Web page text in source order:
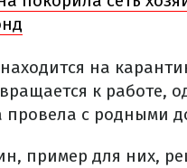
на
к работе,
с родными
пример для них,